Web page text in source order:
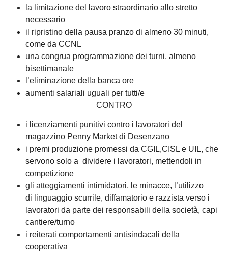
la limitazione del lavoro straordinario allo stretto
necessario
il ripristino della pausa pranzo di almeno 30 minuti,
come da CCNL
una congrua programmazione dei turni, almeno
bisettimanale
l’eliminazione della banca ore
aumenti salariali uguali per tutti/e
CONTRO
i licenziamenti punitivi contro i lavoratori del
magazzino Penny Market di Desenzano
i premi produzione promessi da CGIL,CISL e UIL, che
servono solo a dividere i lavoratori, mettendoli in
competizione
gli atteggiamenti intimidatori, le minacce, l’utilizzo
di linguaggio scurrile, diffamatorio e razzista verso i
lavoratori da parte dei responsabili della società, capi
cantiere/turno
i reiterati comportamenti antisindacali della
cooperativa